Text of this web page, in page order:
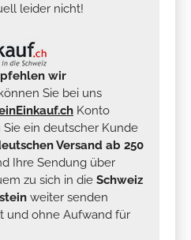
leider nicht!
wir
Sie bei uns
Konto
ein deutscher Kunde
Versand ab 250
Ihre Sendung über
zu sich in die Schweiz
weiter senden
und ohne Aufwand für